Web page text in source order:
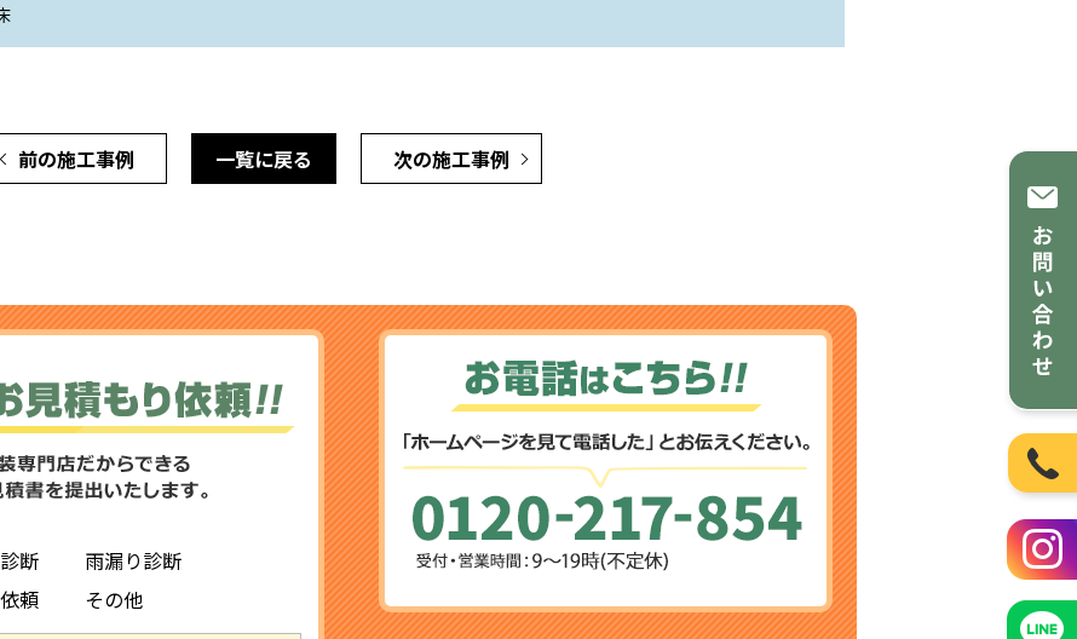
前の施工事例 次の施工事例
一覧に戻る
断
雨漏り診断
頼
その他